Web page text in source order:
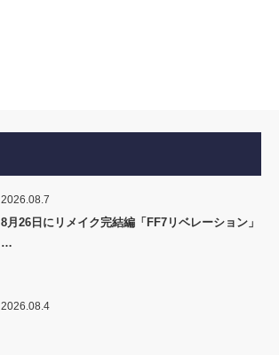
2026.08.7
8月26日にリメイク完結編「FF7リベレーション」
…
2026.08.4